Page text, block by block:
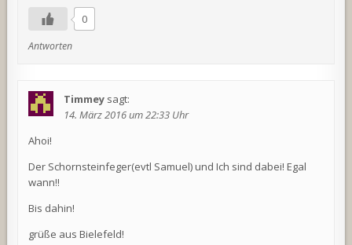
0
Antworten
Timmey sagt:
14. März 2016 um 22:33 Uhr
Ahoi!
Der Schornsteinfeger(evtl Samuel) und Ich sind dabei! Egal
wann!!
Bis dahin!
grüße aus Bielefeld!